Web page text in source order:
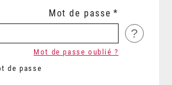
Mot de passe
?
de passe
Mot de passe oublié ?